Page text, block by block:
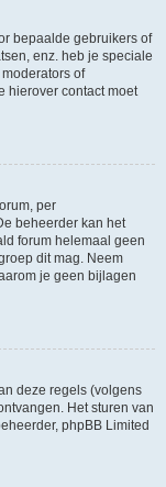
bepaalde gebruikers of
enz. heb je speciale
of
hierover contact moet
per
beheerder kan het
forum helemaal geen
dit mag. Neem
je geen bijlagen
deze regels (volgens
Het sturen van
phpBB Limited